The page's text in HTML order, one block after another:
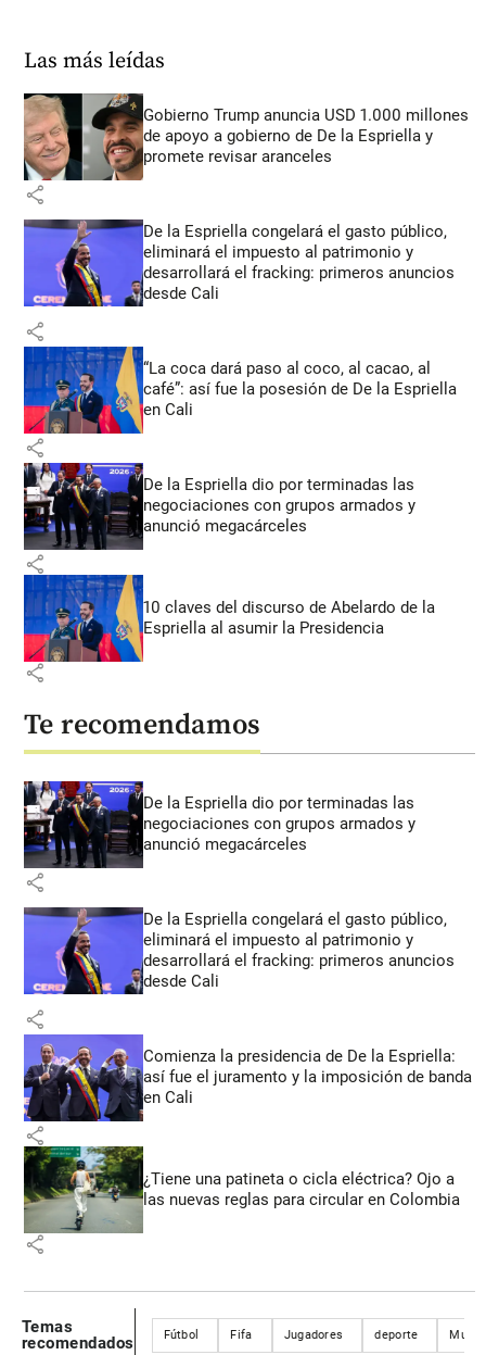
Las más leídas
Gobierno Trump anuncia USD 1.000 millones
de apoyo a gobierno de De la Espriella y
promete revisar aranceles
share
De la Espriella congelará el gasto público,
eliminará el impuesto al patrimonio y
desarrollará el fracking: primeros anuncios
desde Cali
share
“La coca dará paso al coco, al cacao, al
café”: así fue la posesión de De la Espriella
en Cali
share
De la Espriella dio por terminadas las
negociaciones con grupos armados y
anunció megacárceles
share
10 claves del discurso de Abelardo de la
Espriella al asumir la Presidencia
share
Te recomendamos
De la Espriella dio por terminadas las
negociaciones con grupos armados y
anunció megacárceles
share
De la Espriella congelará el gasto público,
eliminará el impuesto al patrimonio y
desarrollará el fracking: primeros anuncios
desde Cali
share
Comienza la presidencia de De la Espriella:
así fue el juramento y la imposición de banda
en Cali
share
¿Tiene una patineta o cicla eléctrica? Ojo a
las nuevas reglas para circular en Colombia
share
Temas
recomendados
Fútbol Fifa Jugadores deporte